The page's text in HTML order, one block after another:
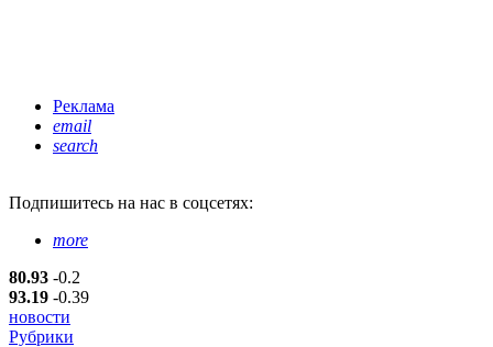
Реклама
email
search
Подпишитесь на нас в соцсетях:
more
80.93 -0.2
93.19 -0.39
новости
Рубрики